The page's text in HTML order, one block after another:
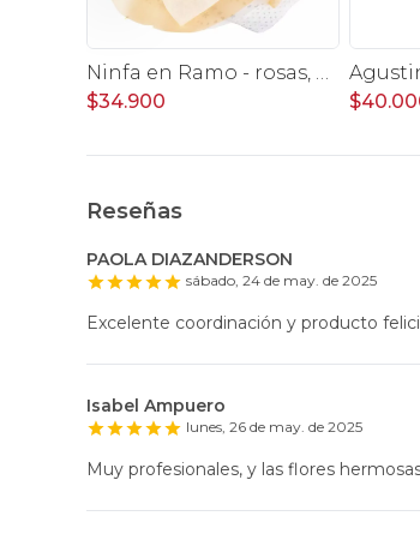
Ninfa en Ramo - rosas, miniclaveles y astromelias
$34.900
Reseñas
PAOLA DIAZANDERSON
sábado, 24 de may. de 2025
Excelente coordinación y producto
Isabel Ampuero
lunes, 26 de may. de 2025
Muy profesionales, y las flores